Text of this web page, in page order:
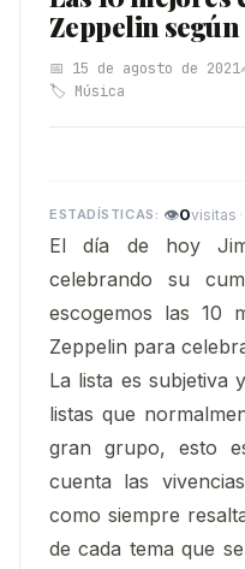
Zeppelin según
📅 15 de agosto de 2021
🏷️ Música
👁0visitas ·
El día de hoy
celebrando su
escogemos las 10
Zeppelin para
La lista es subjetiva
listas que
gran grupo, esto
cuenta las
como siempre
de cada tema que